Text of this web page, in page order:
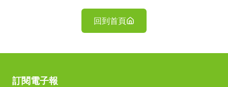
回到首頁
訂閱電子報